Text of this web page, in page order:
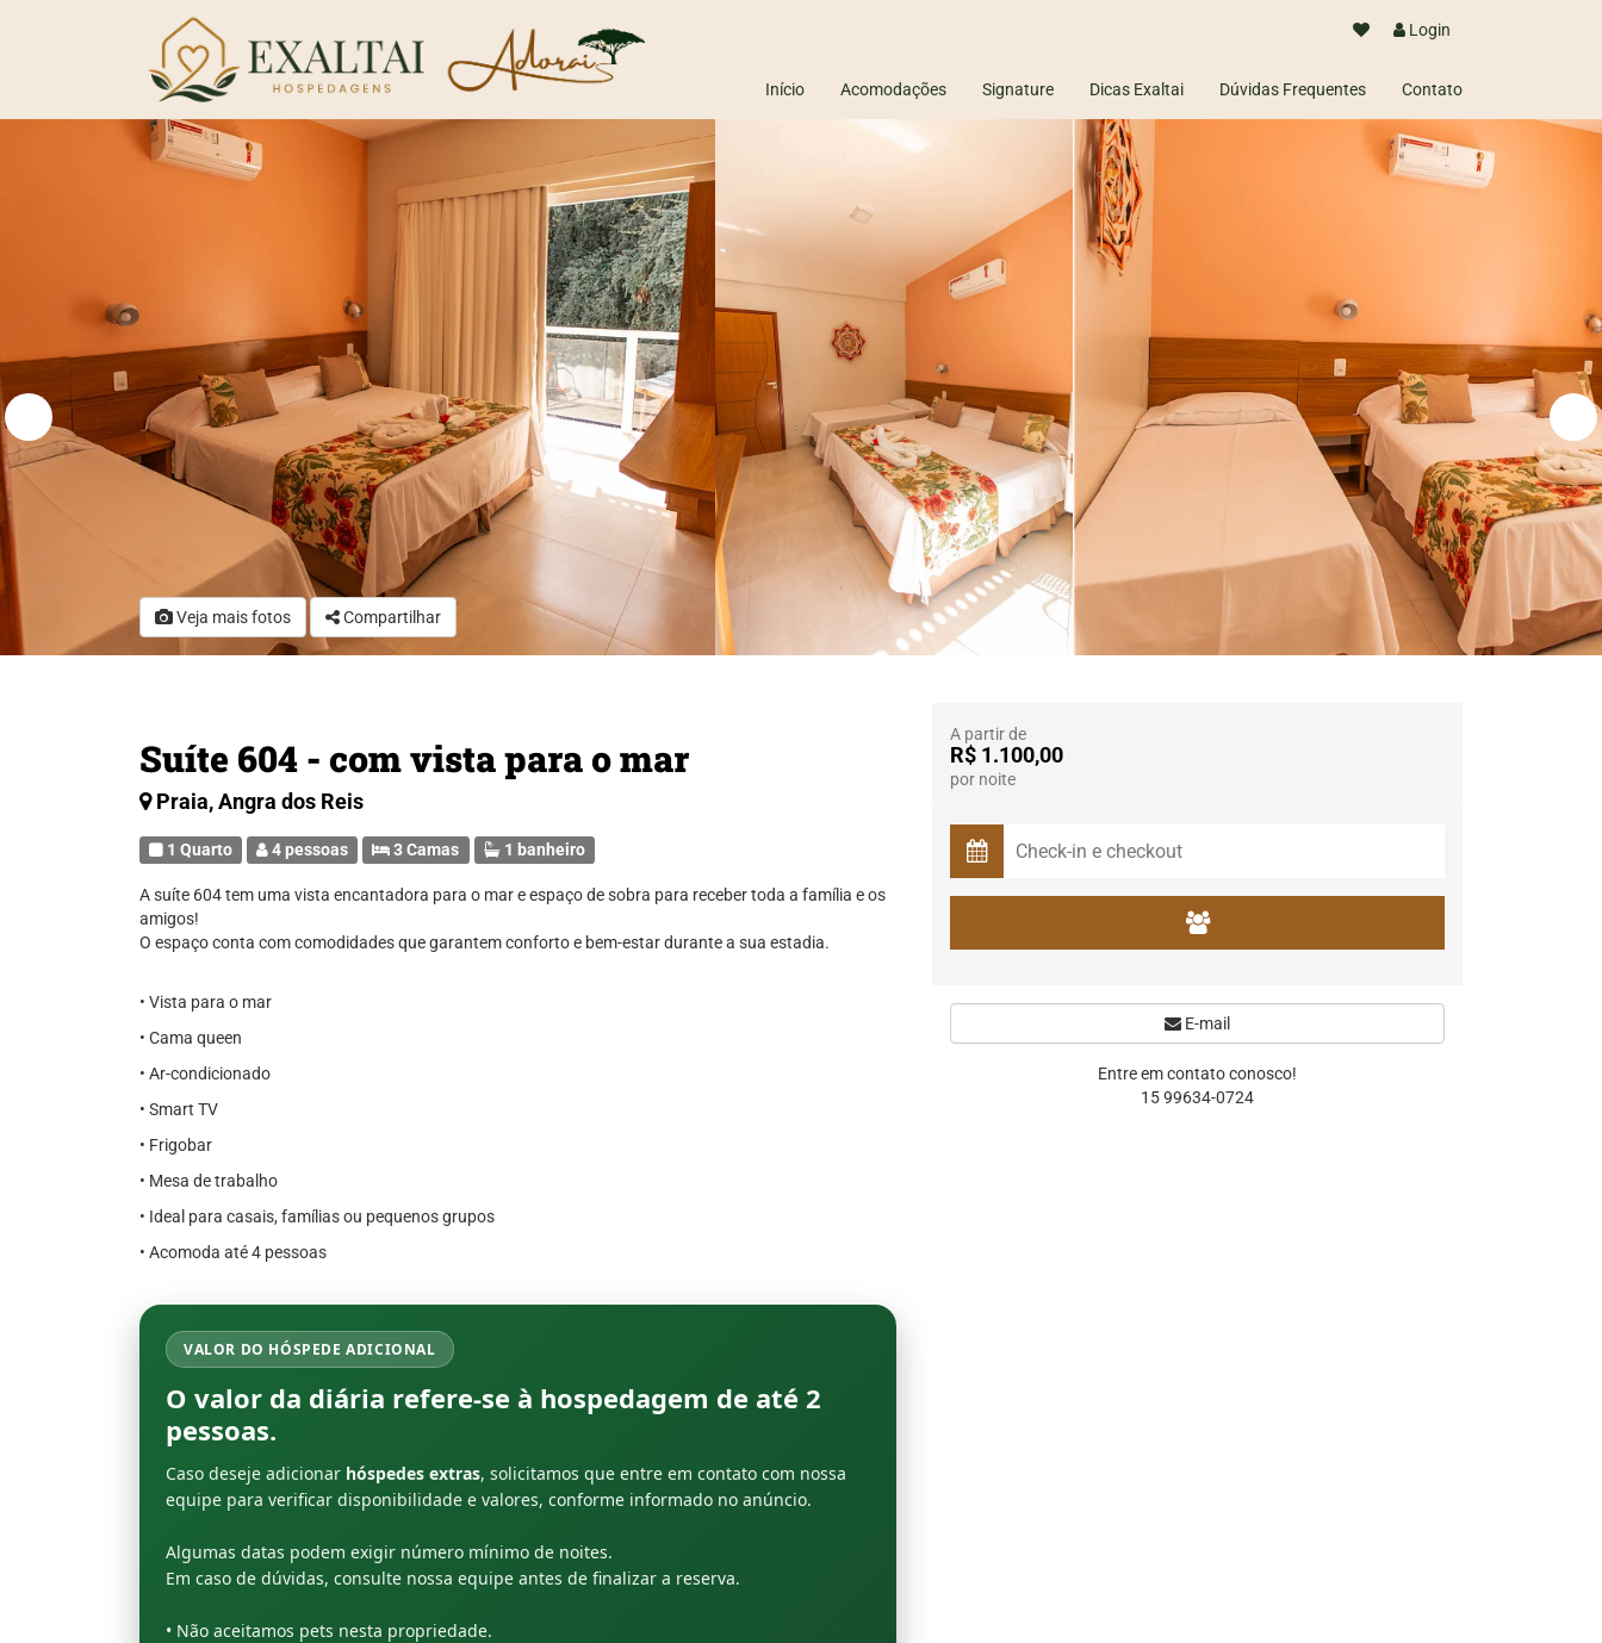
Login
Início Acomodações Signature Dicas Exaltai
5 Motivos para se Hospedar em um Chalé
Rota do Vinho: O que fazer e onde se hospedar
Qual o melhor presente para o Dia da Mulher?
Piedade + Colha e Pague
Vale a pena viajar para a praia no fim do verão?
Piedade é alternativa a Campos do Jordão? Descubra o destino
Fraudes em hospedagens online estão aumentando? Veja como reservar com segurança.
Onde passar um final de semana romântico no interior de SP.
Melhor época para visitar Ilhabela e Maresias
O verdadeiro motivo da sua vida não ir pra frente (e como destravar isso em poucos dias)
Aproveite a frente fria e se hospede com seu amor no Adorai
Avistamento de baleias Ilhabela
Descubra as vantagens de viajar durante a semana
Home oficce
Dúvidas Frequentes Contato
Veja mais fotos Compartilhar
Suíte 604 - com vista para o mar
Praia, Angra dos Reis
1 Quarto 4 pessoas 3 Camas 1 banheiro
A suíte 604 tem uma vista encantadora para o mar e espaço de sobra para receber toda a família e os
amigos!
O espaço conta com comodidades que garantem conforto e bem-estar durante a sua estadia.
• Vista para o mar
• Cama queen
• Ar-condicionado
• Smart TV
• Frigobar
• Mesa de trabalho
• Ideal para casais, famílias ou pequenos grupos
• Acomoda até 4 pessoas
VALOR DO HÓSPEDE ADICIONAL
O valor da diária refere-se à hospedagem de até 2
pessoas.
Caso deseje adicionar hóspedes extras, solicitamos que entre em contato com nossa
equipe para verificar disponibilidade e valores, conforme informado no anúncio.
Algumas datas podem exigir número mínimo de noites.
Em caso de dúvidas, consulte nossa equipe antes de finalizar a reserva.
• Não aceitamos pets nesta propriedade.
A partir de
R$ 1.100,00
por noite
E-mail
Entre em contato conosco!
15 99634-0724